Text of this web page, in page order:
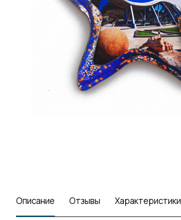
Описание Отзывы Характеристики